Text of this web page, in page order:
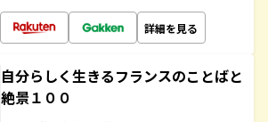
詳細を見る
自分らしく生きるフランスのことばと
絶景１００